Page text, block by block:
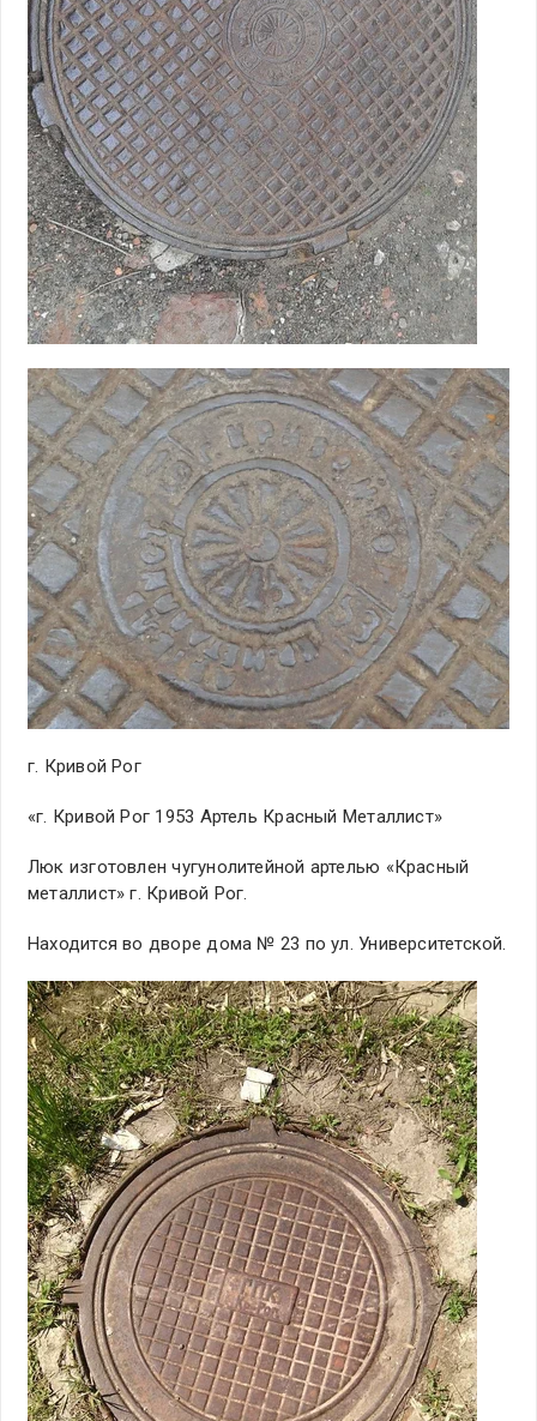
г. Кривой Рог
«г. Кривой Рог 1953 Артель Красный Металлист»
Люк изготовлен чугунолитейной артелью «Красный
металлист» г. Кривой Рог.
Находится во дворе дома № 23 по ул. Университетской.